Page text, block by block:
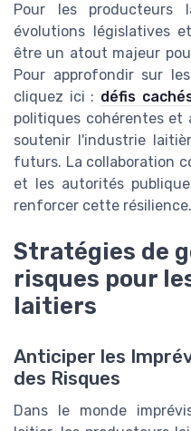
Pour les producteurs
évolutions législatives
être un atout majeur
Pour approfondir sur
cliquez ici : défis
politiques cohérentes et
soutenir l'industrie
futurs. La collaboration
et les autorités
renforcer cette résilience.
Stratégies de
risques pour
laitiers
Anticiper les
des Risques
Dans le monde